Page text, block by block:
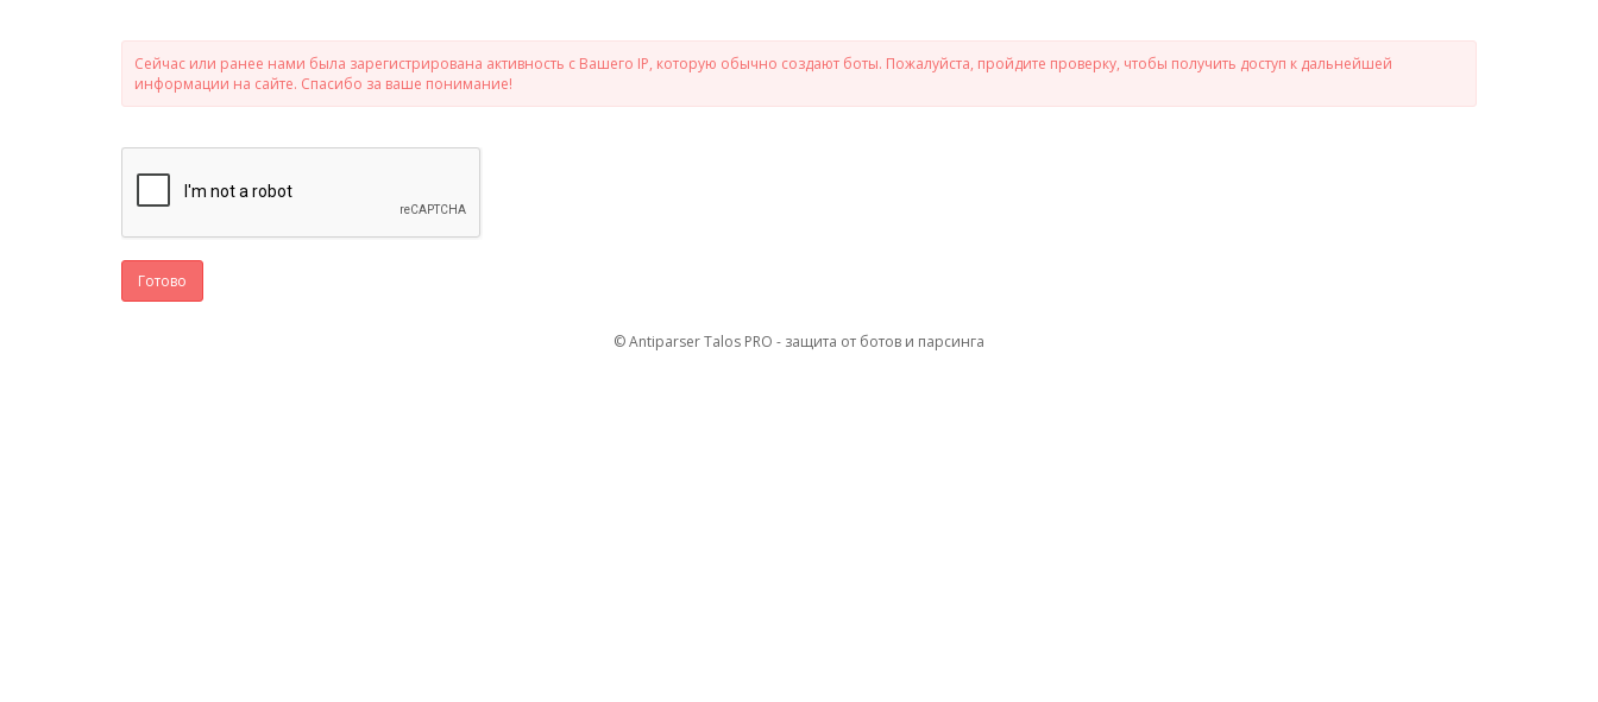
Сейчас или ранее нами была зарегистрирована активность с Вашего IP, которую обычно создают боты. Пожалуйста, пройдите проверку, чтобы получить доступ к дальнейшей
информации на сайте. Спасибо за ваше понимание!
Готово
© Antiparser Talos PRO - защита от ботов и парсинга